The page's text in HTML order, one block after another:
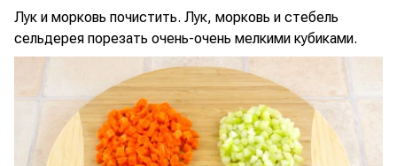
Лук и морковь почистить. Лук, морковь и стебель
сельдерея порезать очень-очень мелкими кубиками.